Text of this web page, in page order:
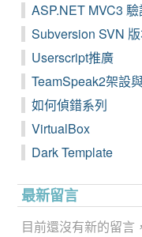
ASP.NET MVC3
Subversion SVN
Userscript推廣
TeamSpeak2架設
如何偵錯系列
VirtualBox
Dark Template
最新留言
目前還沒有新的留言